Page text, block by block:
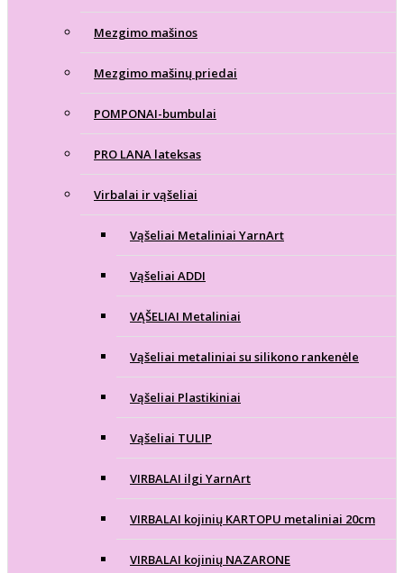
Mezgimo mašinos
Mezgimo mašinų priedai
POMPONAI-bumbulai
PRO LANA lateksas
Virbalai ir vąšeliai
Vąšeliai Metaliniai YarnArt
Vąšeliai ADDI
VĄŠELIAI Metaliniai
Vąšeliai metaliniai su silikono rankenėle
Vąšeliai Plastikiniai
Vąšeliai TULIP
VIRBALAI ilgi YarnArt
VIRBALAI kojinių KARTOPU metaliniai 20cm
VIRBALAI kojinių NAZARONE